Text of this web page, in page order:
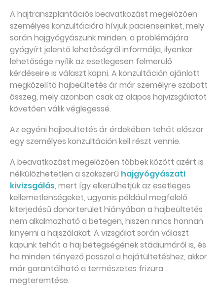
A hajtranszplantációs beavatkozást megelőzően
személyes konzultációra hívjuk pacienseinket, mely
során hajgyógyászunk minden, a problémájára
gyógyírt jelentő lehetőségről informálja, ilyenkor
lehetősége nyílik az esetlegesen felmerülő
kérdéseire is választ kapni. A konzultáción ajánlott
megközelítő hajbeültetés ár már személyre szabott
összeg, mely azonban csak az alapos hajvizsgálatot
követően válik véglegessé.
Az egyéni hajbeültetés ár érdekében tehát először
egy személyes konzultáción kell részt vennie.
A beavatkozást megelőzően többek között azért is
nélkülözhetetlen a szakszerű hajgyógyászati
kivizsgálás, mert így elkerülhetjük az esetleges
kellemetlenségeket, ugyanis például megfelelő
kiterjedésű donorterület hiányában a hajbeültetés
nem alkalmazható a betegen, hiszen nincs honnan
kinyerni a hajszálakat. A vizsgálat során választ
kapunk tehát a haj betegségének stádiumáról is, és
ha minden tényező passzol a hajátültetéshez, akkor
már garantálható a természetes frizura
megteremtése.